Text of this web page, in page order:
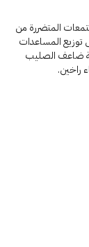
المتضررة من
المساعدات
ضاعف الصليب
راخين.